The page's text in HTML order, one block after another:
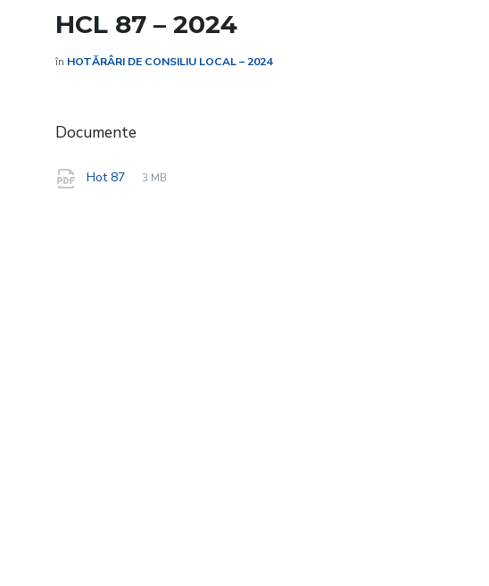
HCL 87 – 2024
în HOTĂRÂRI DE CONSILIU LOCAL – 2024
Documente
Hot 87
File
pdf
File
3 MB